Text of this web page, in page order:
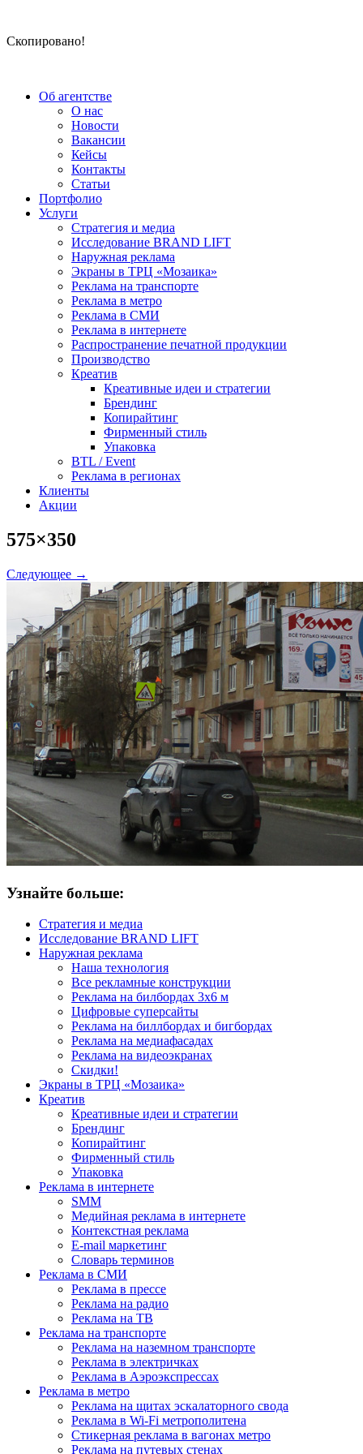
Скопировано!
Об агентстве
О нас
Новости
Вакансии
Кейсы
Контакты
Статьи
Портфолио
Услуги
Стратегия и медиа
Исследование BRAND LIFT
Наружная реклама
Экраны в ТРЦ «Мозаика»
Реклама на транспорте
Реклама в метро
Реклама в СМИ
Реклама в интернете
Распространение печатной продукции
Производство
Креатив
Креативные идеи и стратегии
Брендинг
Копирайтинг
Фирменный стиль
Упаковка
BTL / Event
Реклама в регионах
Клиенты
Акции
575×350
Следующее →
Узнайте больше:
Стратегия и медиа
Исследование BRAND LIFT
Наружная реклама
Наша технология
Все рекламные конструкции
Реклама на билбордах 3х6 м
Цифровые суперсайты
Реклама на биллбордах и бигбордах
Реклама на медиафасадах
Реклама на видеоэкранах
Скидки!
Экраны в ТРЦ «Мозаика»
Креатив
Креативные идеи и стратегии
Брендинг
Копирайтинг
Фирменный стиль
Упаковка
Реклама в интернете
SMM
Медийная реклама в интернете
Контекстная реклама
E-mail маркетинг
Словарь терминов
Реклама в СМИ
Реклама в прессе
Реклама на радио
Реклама на ТВ
Реклама на транспорте
Реклама на наземном транспорте
Реклама в электричках
Реклама в Аэроэкспрессах
Реклама в метро
Реклама на щитах эскалаторного свода
Реклама в Wi-Fi метрополитена
Стикерная реклама в вагонах метро
Реклама на путевых стенах